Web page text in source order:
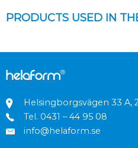
PRODUCTS USED IN
Helsingborgsvägen 33 A,
Tel. 0431 – 44 95 08
info@helaform.se